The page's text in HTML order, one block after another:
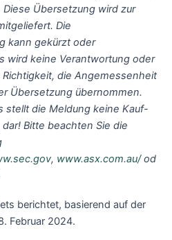
Übersetzung wird zur
Die
kann gekürzt oder
wird keine Verantwortung oder
die Angemessenheit
Übersetzung übernommen.
stellt die Meldung keine Kauf-
Bitte beachten Sie die
, www.asx.com.au/od
berichtet, basierend auf der
Februar 2024.